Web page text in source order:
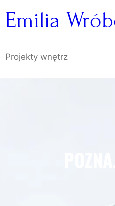
Emilia
Projekty wnętrz